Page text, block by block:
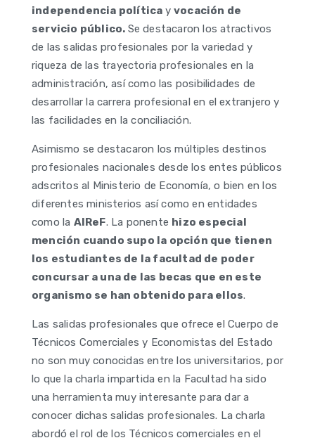
independencia política yvocación de
servicio público. Se destacaron los atractivos
de las salidas profesionales por la variedad y
riqueza de las trayectoria profesionales en la
administración, así como las posibilidades de
desarrollar la carrera profesional en el extranjero y
las facilidades en la conciliación.
Asimismo se destacaron los múltiples destinos
profesionales nacionales desde los entes públicos
adscritos al Ministerio de Economía, o bien en los
diferentes ministerios así como en entidades
como la AIReF. La ponente hizo especial
mención cuando supo la opción que tienen
los estudiantes de la facultad de poder
concursar a una de las becas que en este
organismo se han obtenido para ellos.
Las salidas profesionales que ofrece el Cuerpo de
Técnicos Comerciales y Economistas del Estado
no son muy conocidas entre los universitarios, por
lo que la charla impartida en la Facultad ha sido
una herramienta muy interesante para dar a
conocer dichas salidas profesionales. La charla
abordó el rol de los Técnicos comerciales en el